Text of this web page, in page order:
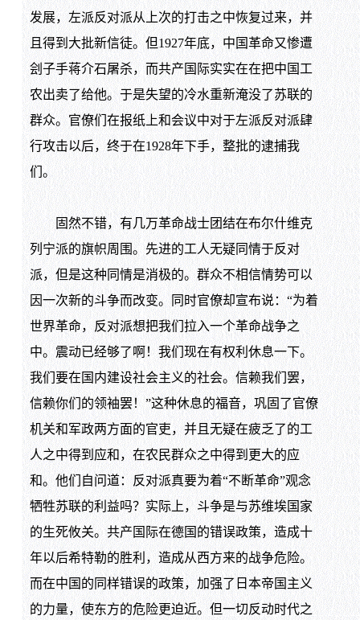
发展，左派反对派从上次的打击之中恢复过来，并
且得到大批新信徒。但1927年底，中国革命又惨遭
刽子手蒋介石屠杀，而共产国际实实在在把中国工
农出卖了给他。于是失望的冷水重新淹没了苏联的
群众。官僚们在报纸上和会议中对于左派反对派肆
行攻击以后，终于在1928年下手，整批的逮捕我
们。
固然不错，有几万革命战士团结在布尔什维克
列宁派的旗帜周围。先进的工人无疑同情于反对
派，但是这种同情是消极的。群众不相信情势可以
因一次新的斗争而改变。同时官僚却宣布说：“为着
世界革命，反对派想把我们拉入一个革命战争之
中。震动已经够了啊！我们现在有权利休息一下。
我们要在国内建设社会主义的社会。信赖我们罢，
信赖你们的领袖罢！”这种休息的福音，巩固了官僚
机关和军政两方面的官吏，并且无疑在疲乏了的工
人之中得到应和，在农民群众之中得到更大的应
和。他们自问道：反对派真要为着“不断革命”观念
牺牲苏联的利益吗？实际上，斗争是与苏维埃国家
的生死攸关。共产国际在德国的错误政策，造成十
年以后希特勒的胜利，造成从西方来的战争危险。
而在中国的同样错误的政策，加强了日本帝国主义
的力量，使东方的危险更迫近。但一切反动时代之